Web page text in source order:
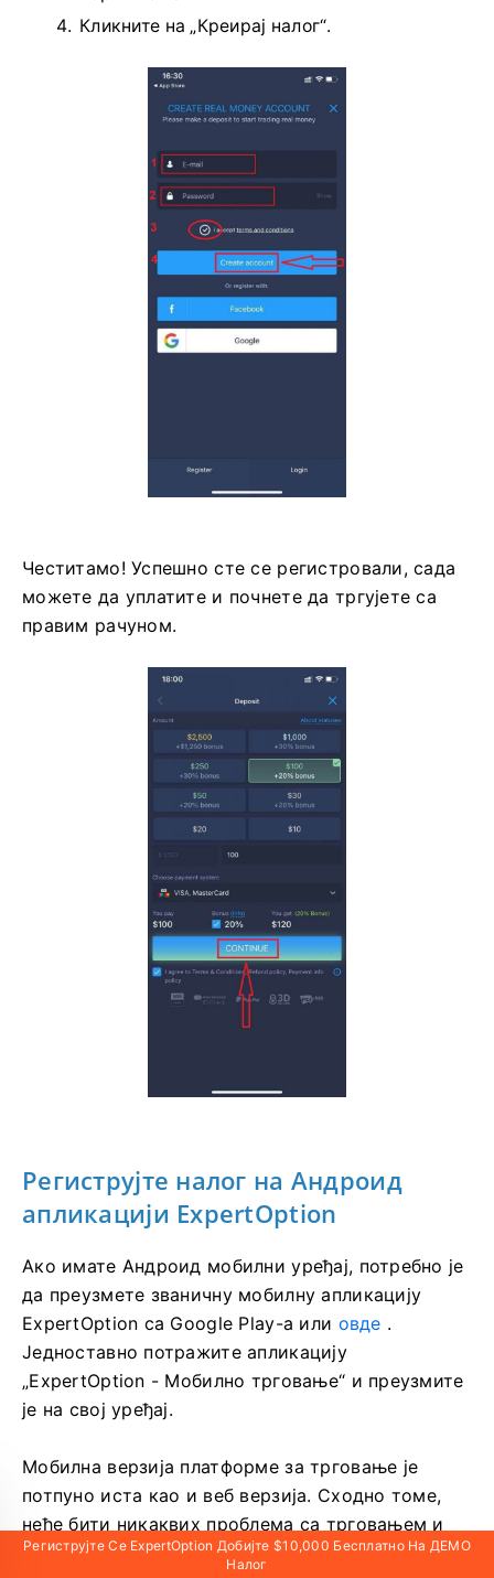
Унесите важећуадресу е-поште.
Направите јакулозинку.
Такође морате да прихватите „Услове
Честитамо! Успешно сте се регистровали, сада
можете да уплатите и почнете да тргујете са
правим рачуном.
Региструјте налог на Андроид
Региструјте Се ExpertOption Добијте $10,000 Бесплатно На ДЕМО
Налог